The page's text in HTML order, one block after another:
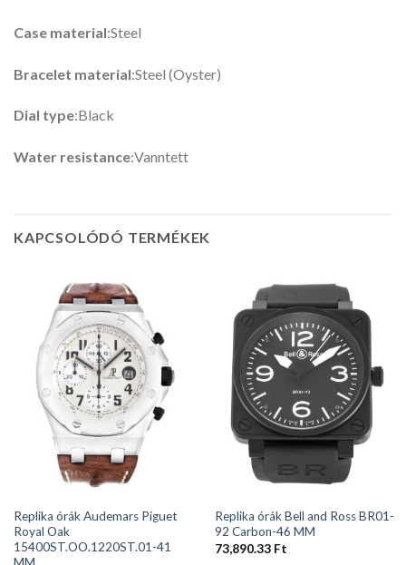
Case material:Steel
Bracelet material:Steel (Oyster)
Dial type:Black
Water resistance:Vanntett
KAPCSOLÓDÓ TERMÉKEK
Replika órák Audemars Piguet
Royal Oak
15400ST.OO.1220ST.01-41
Replika órák Bell and Ross BR01-
92 Carbon-46 MM
73,890.33 Ft